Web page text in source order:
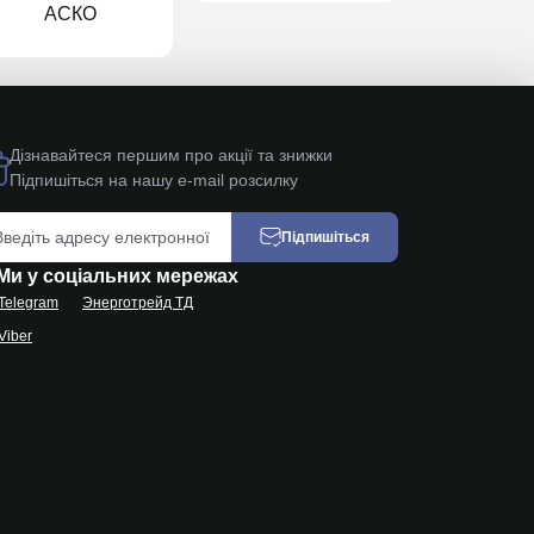
АСКО
у соціальних мережах
Энерготрейд ТД
Дізнавайтеся першим про акції та знижки
Підпишіться на нашу e-mail розсилку
Підпишіться